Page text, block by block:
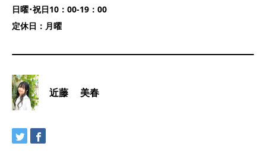
日曜･祝日10：00-19：00
定休日：月曜
近藤 美春